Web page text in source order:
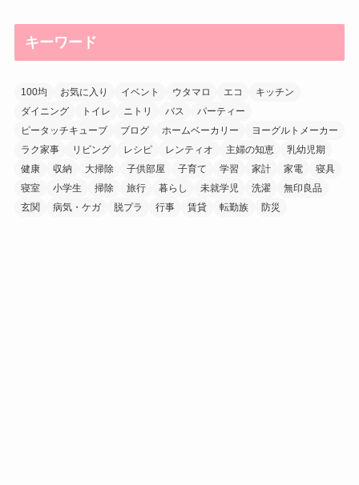
キーワード
100均 お気に入り イベント ウタマロ エコ
キッチン
ダイニング
トイレ ニトリ バス
パーティー
ピータッチキューブ
ブログ ホームベーカリー
ヨーグルトメーカー
ラク家事
リビング レシピ レンティオ 主婦の知恵
乳幼児期
健康
収納 大掃除 子供部屋 子育て 学習 家計 家電
寝具
寝室
小学生 掃除 旅行 暮らし 未就学児 洗濯
無印良品
玄関
病気・ケガ 脱プラ 行事 賃貸 転勤族 防災